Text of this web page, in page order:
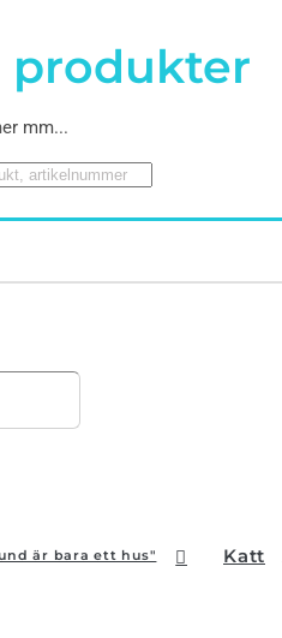
produkter
mm...
är bara ett hus" Katt